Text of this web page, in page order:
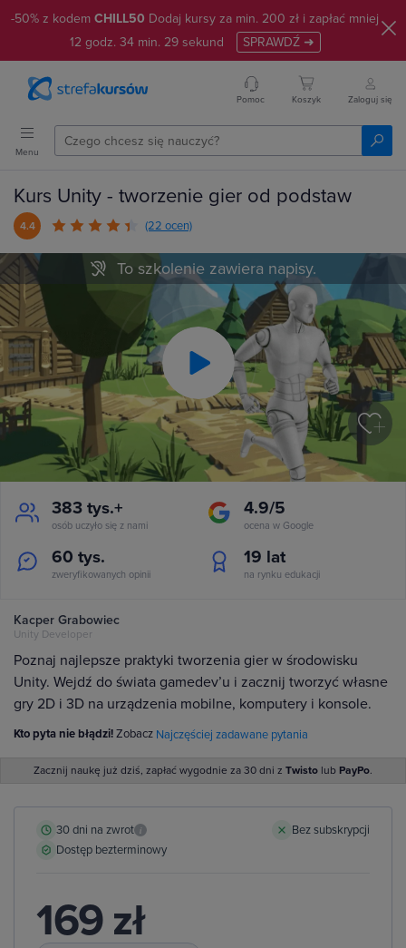
-50% z kodem CHILL50 Dodaj kursy za min. 200 zł i zapłać mniej
12 godz. 34 min. 28 sekund SPRAWDŹ ➜
Pomoc Koszyk Zaloguj się
Menu
Kurs Unity - tworzenie gier od podstaw
4.4 (22 ocen)
Play
To szkolenie zawiera napisy.
383 tys.+
osób uczyło się z nami
4.9/5
ocena w Google
60 tys.
zweryfikowanych opinii
19 lat
na rynku edukacji
Kacper Grabowiec
Unity Developer
Poznaj najlepsze praktyki tworzenia gier w środowisku
Unity. Wejdź do świata gamedev’u i zacznij tworzyć własne
gry 2D i 3D na urządzenia mobilne, komputery i konsole.
Kto pyta nie błądzi!Zobacz Najczęściej zadawane pytania
Zacznij naukę już dziś, zapłać wygodnie za 30 dni z Twisto lub PayPo.
30 dni na zwrot i
Bez subskrypcji
Dostęp bezterminowy
169 zł